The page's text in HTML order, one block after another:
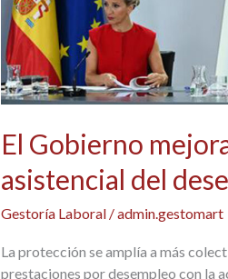
El Gobierno
asistencial del
Gestoría Laboral/admin.gestomart
La protección se amplía a más
prestaciones por desempleo con la